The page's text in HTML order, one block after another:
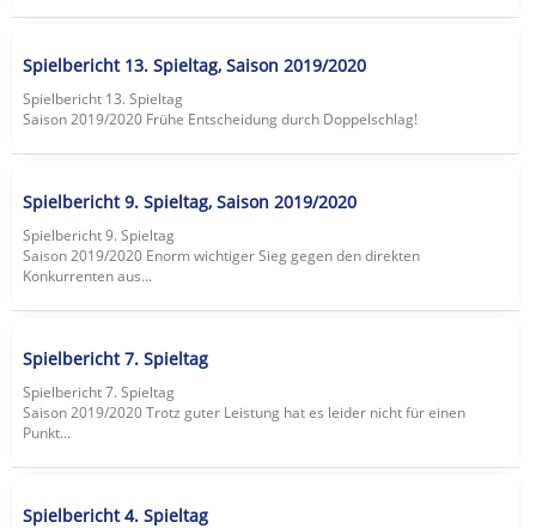
Spielbericht 13. Spieltag, Saison 2019/2020
Spielbericht 13. Spieltag
Saison 2019/2020 Frühe Entscheidung durch Doppelschlag!
Spielbericht 9. Spieltag, Saison 2019/2020
Spielbericht 9. Spieltag
Saison 2019/2020 Enorm wichtiger Sieg gegen den direkten
Konkurrenten aus...
Spielbericht 7. Spieltag
Spielbericht 7. Spieltag
Saison 2019/2020 Trotz guter Leistung hat es leider nicht für einen
Punkt...
Spielbericht 4. Spieltag